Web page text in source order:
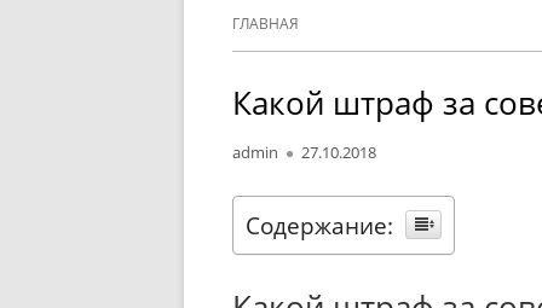
Основное
ГЛАВНАЯ
Какой штраф за
Автор
admin Опубликовано
27.10.2018
Содержание: